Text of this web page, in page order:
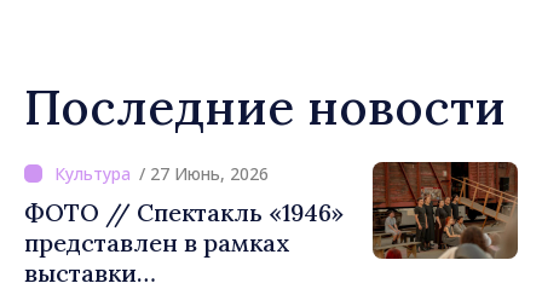
Последние новости
/ 27 Июнь, 2026
ФОТО // Спектакль «1946»
представлен в рамках
выставки